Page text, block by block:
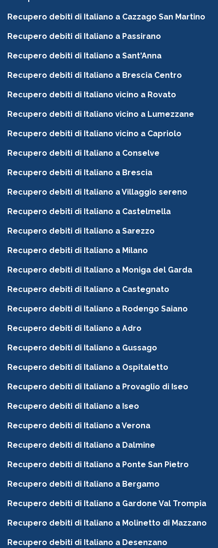
Recupero debiti di Italiano a Cazzago San Martino
Recupero debiti di Italiano a Passirano
Recupero debiti di Italiano a Sant'Anna
Recupero debiti di Italiano a Brescia Centro
Recupero debiti di Italiano vicino a Rovato
Recupero debiti di Italiano vicino a Lumezzane
Recupero debiti di Italiano vicino a Capriolo
Recupero debiti di Italiano a Conselve
Recupero debiti di Italiano a Brescia
Recupero debiti di Italiano a Villaggio sereno
Recupero debiti di Italiano a Castelmella
Recupero debiti di Italiano a Sarezzo
Recupero debiti di Italiano a Milano
Recupero debiti di Italiano a Moniga del Garda
Recupero debiti di Italiano a Castegnato
Recupero debiti di Italiano a Rodengo Saiano
Recupero debiti di Italiano a Adro
Recupero debiti di Italiano a Gussago
Recupero debiti di Italiano a Ospitaletto
Recupero debiti di Italiano a Provaglio di Iseo
Recupero debiti di Italiano a Iseo
Recupero debiti di Italiano a Verona
Recupero debiti di Italiano a Dalmine
Recupero debiti di Italiano a Ponte San Pietro
Recupero debiti di Italiano a Bergamo
Recupero debiti di Italiano a Gardone Val Trompia
Recupero debiti di Italiano a Molinetto di Mazzano
Recupero debiti di Italiano a Desenzano